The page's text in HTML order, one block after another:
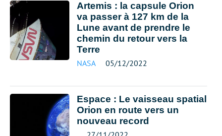
Artemis : la capsule Orion
va passer à 127 km de la
Lune avant de prendre le
chemin du retour vers la
Terre
NASA 05/12/2022
Espace : Le vaisseau spatial
Orion en route vers un
nouveau record